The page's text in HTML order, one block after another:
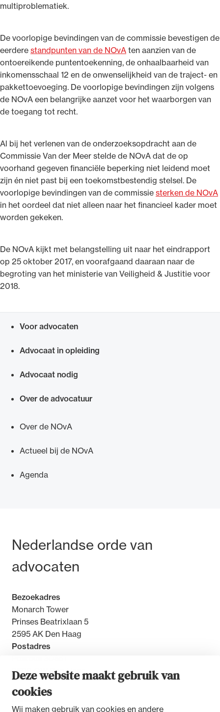
Deze website maakt gebruik van
cookies
Wij maken gebruik van cookies en andere
multiproblematiek.
De voorlopige bevindingen van de commissie bevestigen de
eerdere standpunten van de NOvA ten aanzien van de
ontoereikende puntentoekenning, de onhaalbaarheid van
inkomensschaal 12 en de onwenselijkheid van de traject- en
pakkettoevoeging. De voorlopige bevindingen zijn volgens
de NOvA een belangrijke aanzet voor het waarborgen van
de toegang tot recht.
Al bij het verlenen van de onderzoeksopdracht aan de
Commissie Van der Meer stelde de NOvA dat de op
voorhand gegeven financiële beperking niet leidend moet
zijn én niet past bij een toekomstbestendig stelsel. De
voorlopige bevindingen van de commissie sterken de NOvA
in het oordeel dat niet alleen naar het financieel kader moet
worden gekeken.
De NOvA kijkt met belangstelling uit naar het eindrapport
op 25 oktober 2017, en voorafgaand daaraan naar de
begroting van het ministerie van Veiligheid & Justitie voor
2018.
Voor advocaten
Advocaat in opleiding
Advocaat nodig
Over de advocatuur
Over de NOvA
Actueel bij de NOvA
Agenda
Bezoek- en postadres
Nederlandse orde van
advocaten
Bezoekadres
Monarch Tower
Prinses Beatrixlaan 5
2595 AK Den Haag
Postadres
2500 GW Den Haag